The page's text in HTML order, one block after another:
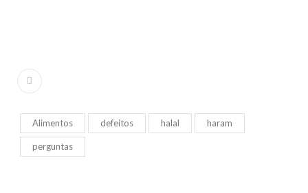
Alimentos defeitos halal haram
perguntas